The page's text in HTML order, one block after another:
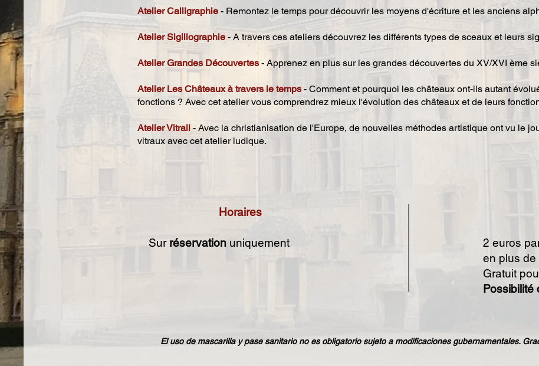
Atelier Calligraphie - Remontez le temps pour découvrir les moyens d'écriture et les anciens
Atelier Sigillographie - A travers ces ateliers découvrez les différents types de sceaux et leurs
Atelier Grandes Découvertes - Apprenez en plus sur les grandes découvertes du XV/XVI ème
Atelier Les Châteaux à travers le temps - Comment et pourquoi les châteaux ont-ils autant
fonctions ? Avec cet atelier vous comprendrez mieux l'évolution des châteaux et de leurs
Atelier Vitrail - Avec la christianisation de l'Europe, de nouvelles méthodes artistique ont vu le
vitraux avec cet atelier ludique.
Horaires
Sur réservation uniquement
2 euros
en plus de
Gratuit
Possibilité
El uso de mascarilla y pase sanitario no es obligatorio sujeto a modificaciones gubernamentales.